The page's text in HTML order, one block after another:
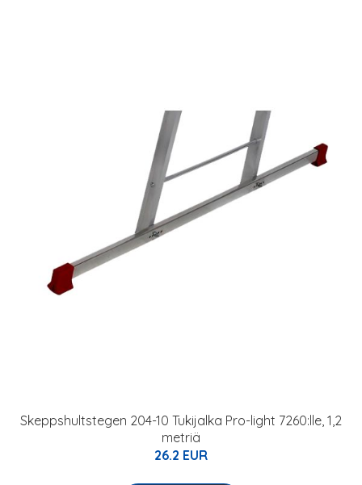
Skeppshultstegen 204-10 Tukijalka Pro-light 7260:lle, 1,2
metriä
26.2 EUR